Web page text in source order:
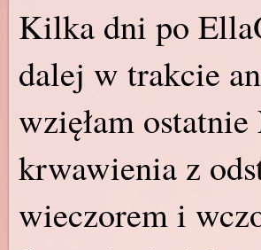
Kilka dni po
dalej w trakcie
wzięłam
krwawienia z
wieczorem i